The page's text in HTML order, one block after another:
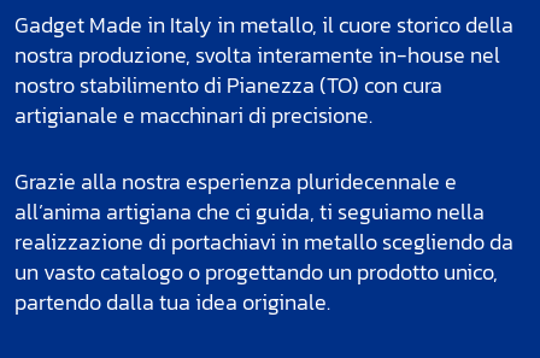
Gadget Made in Italy in metallo, il cuore storico della
nostra produzione, svolta interamente in-house nel
nostro stabilimento di Pianezza (TO) con cura
artigianale e macchinari di precisione.
Grazie alla nostra esperienza pluridecennale e
all’anima artigiana che ci guida, ti seguiamo nella
realizzazione di portachiavi in metallo scegliendo da
un vasto catalogo o progettando un prodotto unico,
partendo dalla tua idea originale.